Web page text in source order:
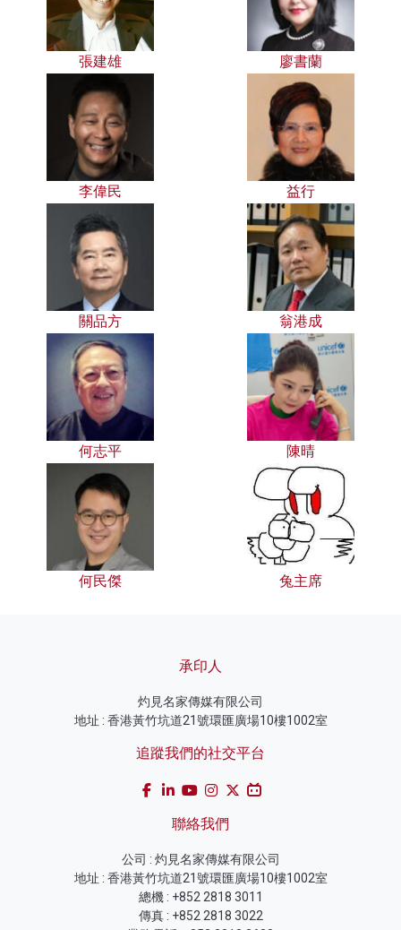
張建雄 廖書蘭
李偉民 益行
關品方 翁港成
何志平 陳晴
何民傑 兔主席
承印人
灼見名家傳媒有限公司
地址 : 香港黃竹坑道21號環匯廣場10樓1002室
追蹤我們的社交平台
聯絡我們
公司 : 灼見名家傳媒有限公司
地址 : 香港黃竹坑道21號環匯廣場10樓1002室
總機 : +852 2818 3011
傳真 : +852 2818 3022